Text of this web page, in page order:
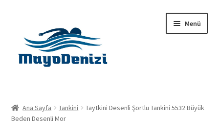
Menü
Ürünler
Ana Sayfa Tankini
Taytkini Desenli Şortlu Tankini 5532 Büyük
Beden Desenli Mor